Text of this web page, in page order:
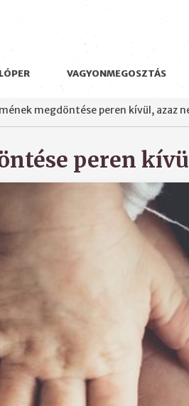
VAGYONMEGOSZTÁS
megdöntése peren kívül, azaz
peren